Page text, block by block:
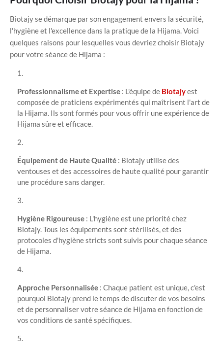
Biotajy se démarque par son engagement envers la sécurité,
l'hygiène et l'excellence dans la pratique de la Hijama. Voici
quelques raisons pour lesquelles vous devriez choisir Biotajy
pour votre séance de Hijama :
Professionnalisme et Expertise : L'équipe de Biotajyest
composée de praticiens expérimentés qui maîtrisent l'art de
la Hijama. Ils sont formés pour vous offrir une expérience de
Hijama sûre et efficace.
Équipement de Haute Qualité : Biotajy utilise des
ventouses et des accessoires de haute qualité pour garantir
une procédure sans danger.
Hygiène Rigoureuse : L'hygiène est une priorité chez
Biotajy. Tous les équipements sont stérilisés, et des
protocoles d'hygiène stricts sont suivis pour chaque séance
de Hijama.
Approche Personnalisée : Chaque patient est unique, c'est
pourquoi Biotajy prend le temps de discuter de vos besoins
et de personnaliser votre séance de Hijama en fonction de
vos conditions de santé spécifiques.